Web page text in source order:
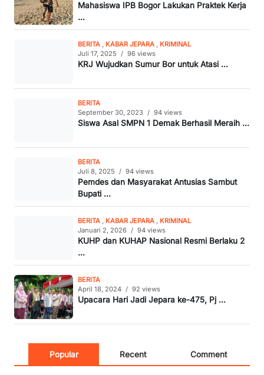
Mahasiswa IPB Bogor Lakukan Praktek Kerja
...
BERITA , KABAR JEPARA , KRIMINAL
Juli 17, 2025 / 96 views
KRJ Wujudkan Sumur Bor untuk Atasi ...
BERITA
September 30, 2023 / 94 views
Siswa Asal SMPN 1 Demak Berhasil Meraih ...
BERITA
Juli 8, 2025 / 94 views
Pemdes dan Masyarakat Antusias Sambut
Bupati ...
BERITA , KABAR JEPARA , KRIMINAL
Januari 2, 2026 / 94 views
KUHP dan KUHAP Nasional Resmi Berlaku 2
...
BERITA
April 18, 2024 / 92 views
Upacara Hari Jadi Jepara ke-475, Pj ...
Popular Recent Comment